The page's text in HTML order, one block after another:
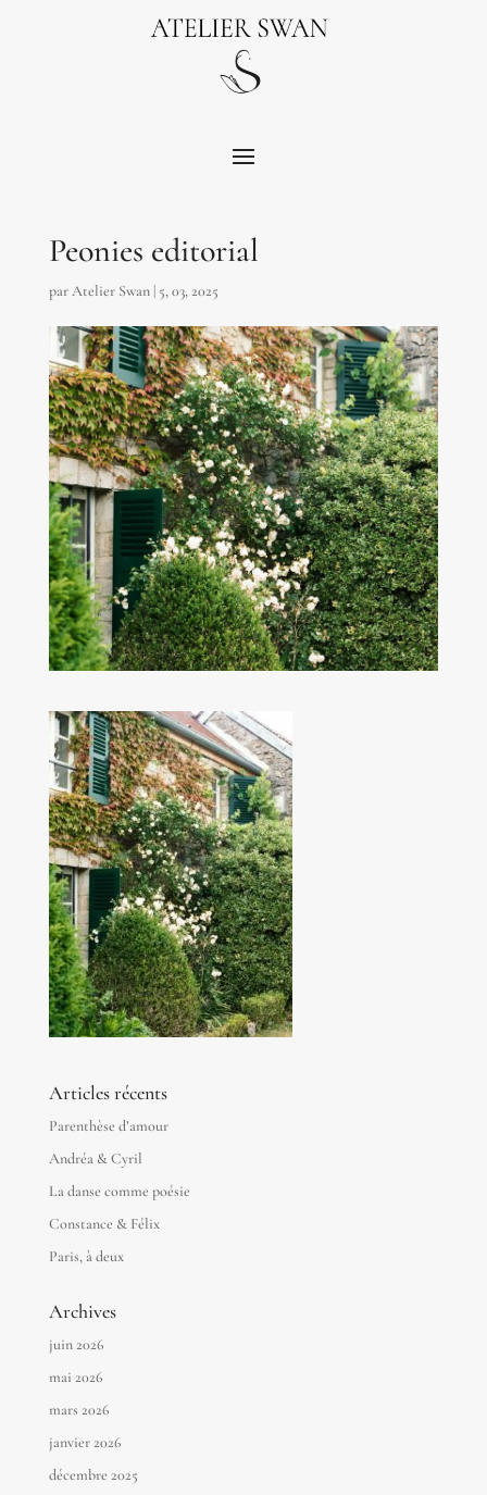
Peonies editorial
parAtelier Swan| 5, 03, 2025
Articles récents
Parenthèse d’amour
Andréa & Cyril
La danse comme poésie
Constance & Félix
Paris, à deux
Archives
juin 2026
mai 2026
mars 2026
janvier 2026
décembre 2025